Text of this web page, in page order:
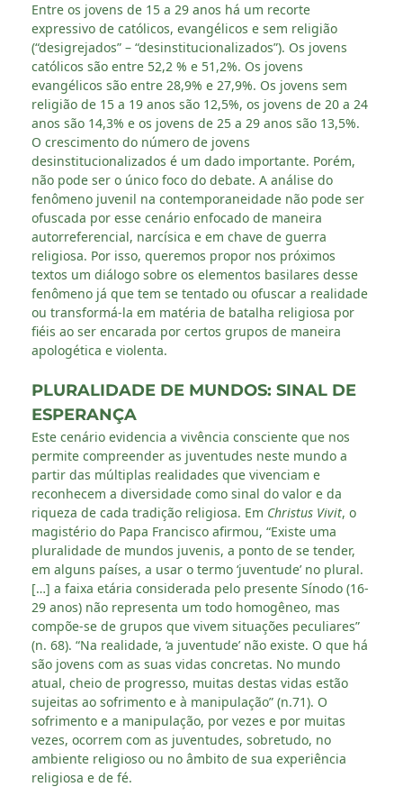
Entre os jovens de 15 a 29 anos há um recorte
expressivo de católicos, evangélicos e sem religião
(“desigrejados” – “desinstitucionalizados”). Os jovens
católicos são entre 52,2 % e 51,2%. Os jovens
evangélicos são entre 28,9% e 27,9%. Os jovens sem
religião de 15 a 19 anos são 12,5%, os jovens de 20 a 24
anos são 14,3% e os jovens de 25 a 29 anos são 13,5%.
O crescimento do número de jovens
desinstitucionalizados é um dado importante. Porém,
não pode ser o único foco do debate. A análise do
fenômeno juvenil na contemporaneidade não pode ser
ofuscada por esse cenário enfocado de maneira
autorreferencial, narcísica e em chave de guerra
religiosa. Por isso, queremos propor nos próximos
textos um diálogo sobre os elementos basilares desse
fenômeno já que tem se tentado ou ofuscar a realidade
ou transformá-la em matéria de batalha religiosa por
fiéis ao ser encarada por certos grupos de maneira
apologética e violenta.
PLURALIDADE DE MUNDOS: SINAL DE
ESPERANÇA
Este cenário evidencia a vivência consciente que nos
permite compreender as juventudes neste mundo a
partir das múltiplas realidades que vivenciam e
reconhecem a diversidade como sinal do valor e da
riqueza de cada tradição religiosa. Em Christus Vivit, o
magistério do Papa Francisco afirmou, “Existe uma
pluralidade de mundos juvenis, a ponto de se tender,
em alguns países, a usar o termo ‘juventude’ no plural.
[…] a faixa etária considerada pelo presente Sínodo (16-
29 anos) não representa um todo homogêneo, mas
compõe-se de grupos que vivem situações peculiares”
(n. 68). “Na realidade, ‘a juventude’ não existe. O que há
são jovens com as suas vidas concretas. No mundo
atual, cheio de progresso, muitas destas vidas estão
sujeitas ao sofrimento e à manipulação” (n.71). O
sofrimento e a manipulação, por vezes e por muitas
vezes, ocorrem com as juventudes, sobretudo, no
ambiente religioso ou no âmbito de sua experiência
religiosa e de fé.